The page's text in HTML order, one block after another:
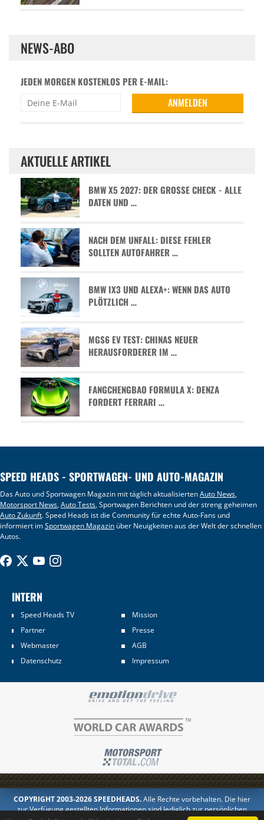
NEWS-ABO
JEDEN MORGEN KOSTENLOS PER E-MAIL:
AKTUELLE ARTIKEL
BMW X5 2027: DER GROSSE CHECK - ALLE D
ATEN UND …
NACH DEM UNFALL: DIESE FEHLER
SOLLTEN AUTOFAHRER …
BMW IX3 UND ALEXA+: WENN DAS AUTO
PLÖTZLICH …
MGS6 EV TEST: CHINAS NEUER
HERAUSFORDERER IM …
FANGCHENGBAO FORMULA X: DENZA
FORDERT FERRARI …
SPEED HEADS - SPORTWAGEN- UND AUTO-MAGAZIN
Das Auto und Sportwagen Magazin mit täglich aktualisiertenAuto News,
Motorsport News,Auto Tests, Sportwagen Berichten und der streng geheimen
Auto Zukunft. Speed Heads ist die Community für echte Auto-Fans und
informiert imSportwagen Magazin über Neuigkeiten aus der Welt der schnellen
Autos.
INTERN
Speed Heads TV
Mission
Partner
Presse
Webmaster
AGB
Datenschutz
Impressum
COPYRIGHT 2003-2026 SPEEDHEADS.Alle Rechte vorbehalten. Die hier
zur Verfügung gestellten Informationen sind lediglich zur persönlichen